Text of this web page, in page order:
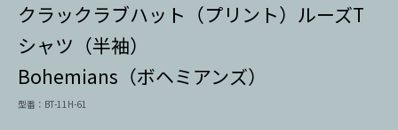
クラックラブハット（プリント）ルーズT
シャツ（半袖）
Bohemians（ボヘミアンズ）
型番：BT-11H-61